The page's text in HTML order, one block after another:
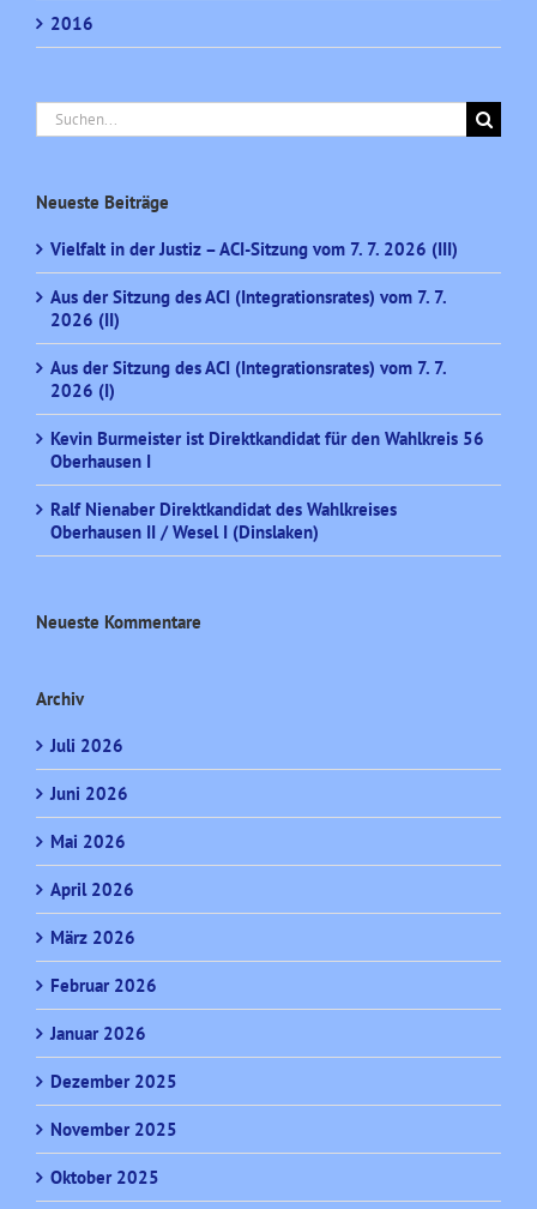
2016
Suche
nach:
Neueste Beiträge
Vielfalt in der Justiz – ACI-Sitzung vom 7. 7. 2026 (III)
Aus der Sitzung des ACI (Integrationsrates) vom 7. 7.
2026 (II)
Aus der Sitzung des ACI (Integrationsrates) vom 7. 7.
2026 (I)
Kevin Burmeister ist Direktkandidat für den Wahlkreis 56
Oberhausen I
Ralf Nienaber Direktkandidat des Wahlkreises
Oberhausen II / Wesel I (Dinslaken)
Neueste Kommentare
Archiv
Juli 2026
Juni 2026
Mai 2026
April 2026
März 2026
Februar 2026
Januar 2026
Dezember 2025
November 2025
Oktober 2025